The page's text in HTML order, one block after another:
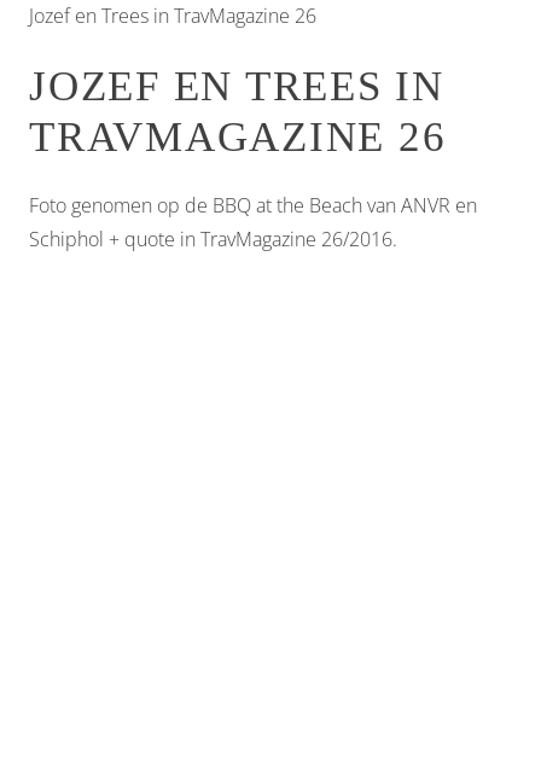
Jozef en Trees in TravMagazine 26
JOZEF EN TREES IN
TRAVMAGAZINE 26
Foto genomen op de BBQ at the Beach van ANVR en
Schiphol + quote in TravMagazine 26/2016.